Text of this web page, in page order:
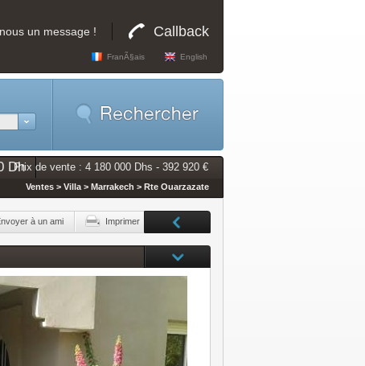
un message ! Callback
FranÃ§ais English
Dh
Prix de vente : 4 180 000 Dhs - 392 920 €
Ventes > Villa > Marrakech > Rte Ouarzazate
à un ami Imprimer